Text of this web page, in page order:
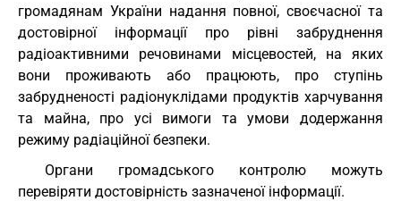
громадянам України надання повної, своєчасної та
достовірної інформації про рівні забруднення
радіоактивними речовинами місцевостей, на яких
вони проживають або працюють, про ступінь
забрудненості радіонуклідами продуктів харчування
та майна, про усі вимоги та умови додержання
режиму радіаційної безпеки.
Органи громадського контролю можуть
перевіряти достовірність зазначеної інформації.